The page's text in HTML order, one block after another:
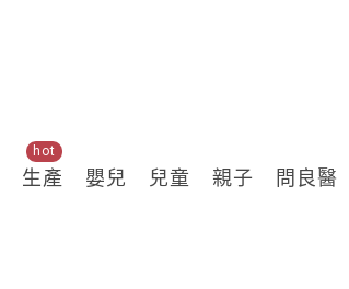
生產
hot
嬰兒 兒童 親子 問良醫